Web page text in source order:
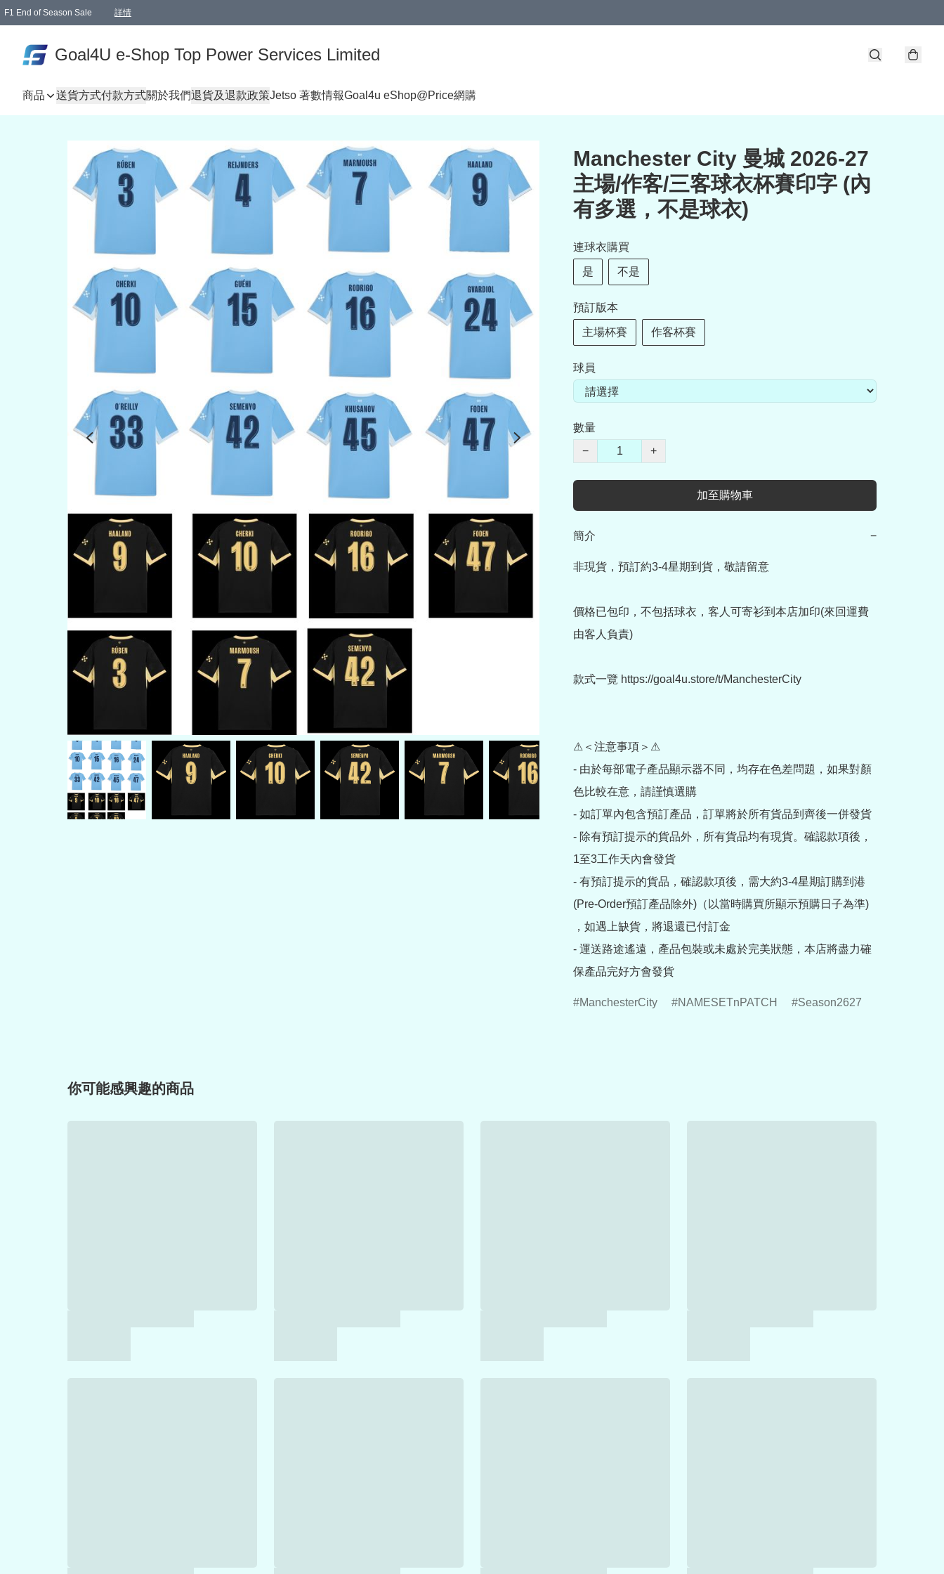
F1 End of Season Sale 詳情
Goal4U e-Shop Top Power Services Limited
商品 送貨方式付款方式關於我們退貨及退款政策Jetso 著數情報Goal4u eShop@Price網購
Manchester City 曼城 2026-27
主場/作客/三客球衣杯賽印字 (內
有多選，不是球衣)
連球衣購買
是 不是
預訂版本
主場杯賽 作客杯賽
球員
數量
−
+
加至購物車
簡介 −
非現貨，預訂約3-4星期到貨，敬請留意
價格已包印，不包括球衣，客人可寄衫到本店加印(來回運費
由客人負責)
款式一覽 https://goal4u.store/t/ManchesterCity
⚠＜注意事項＞⚠
- 由於每部電子產品顯示器不同，均存在色差問題，如果對顏
色比較在意，請謹慎選購
- 如訂單內包含預訂產品，訂單將於所有貨品到齊後一併發貨
- 除有預訂提示的貨品外，所有貨品均有現貨。確認款項後，
1至3工作天內會發貨
- 有預訂提示的貨品，確認款項後，需大約3-4星期訂購到港
(Pre-Order預訂產品除外)（以當時購買所顯示預購日子為準)
，如遇上缺貨，將退還已付訂金
- 運送路途遙遠，產品包裝或未處於完美狀態，本店將盡力確
保產品完好方會發貨
ManchesterCity NAMESETnPATCH Season2627
你可能感興趣的商品